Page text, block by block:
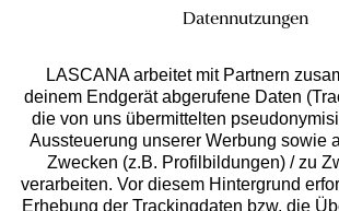
Bügelloser
BH/Soft-BH
deiner Brust
bequem sind. Durch die
spezielle Schnittform
werden die Brüste nicht
„geteilt“. Es gibt viele
unterschiedliche Soft-
BHs. Zu ihnen gehören
Geprüfte Sicherheit
Datennutzungen
LASCANA arbeitet mit Partnern
deinem Endgerät abgerufene Daten
die von uns übermittelten
Aussteuerung unserer Werbung sowie
Zwecken (z.B. Profilbildungen) / zu
verarbeiten. Vor diesem Hintergrund
Erhebung der Trackingdaten bzw. die